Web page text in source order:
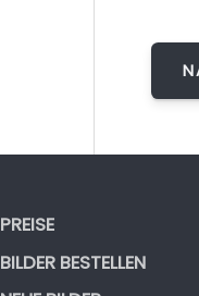
PREISE
BILDER BESTELLEN